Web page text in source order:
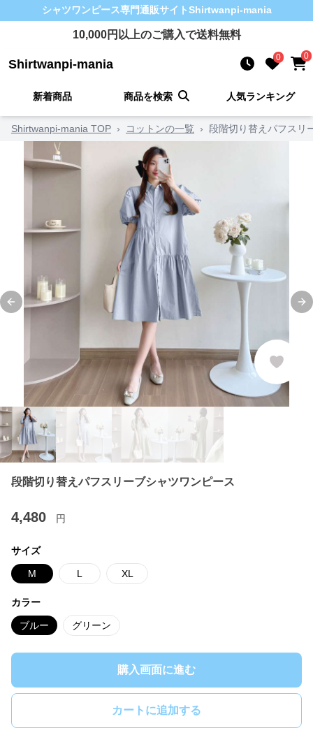
シャツワンピース専門通販サイトShirtwanpi-mania
10,000円以上のご購入で送料無料
Shirtwanpi-mania 0 0
新着商品 商品を検索 人気ランキング
Shirtwanpi-mania TOP › コットンの一覧 › 段階切り替えパフスリ
Previous slide
段階切り替えパフスリーブシャツワンピース
4,480 円
サイズ
M L XL
カラー
ブルー グリーン
購入画面に進む
カートに追加する